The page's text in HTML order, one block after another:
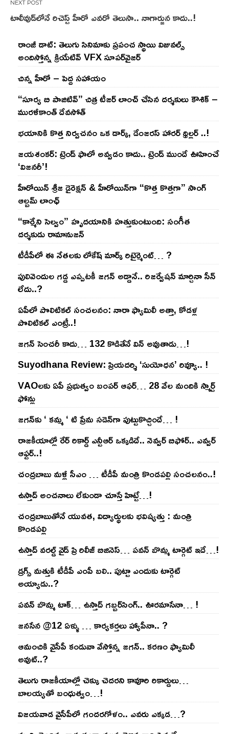
టాలీవుడ్‌లోనే రిచెస్ట్ హీరో ఎవరో తెలుసా.. నాగార్జున కాదు..!
రాంజీ డాట్: తెలుగు సినిమాకు ప్రపంచ స్థాయి విజువల్స్
అందిస్తోన్న క్రియేటివ్ VFX సూపర్‌వైజర్
చిన్న హీరో – పెద్ద సహాయం
“సూర్య బి పాజిటివ్” చిత్ర టీజర్ లాంచ్ చేసిన‌ దర్శకులు కౌశిక్ –
మురళీకాంత్ దేవసోత్
భయానికి కొత్త నిర్వచనం ఒక డార్క్, డేంజరస్ హారర్ థ్రిల్లర్ ..!
జయశంకర్: ట్రెండ్‌ ఫాలో అవ్వడం కాదు.. ట్రెండ్‌ ముందే ఊహించే
‘విజనరీ’!
హీరోయిన్ శ్రీజ డైరెక్ష‌న్ & హీరోయిన్‌గా “కొత్త కొత్తగా” సాంగ్
ఆల్బమ్ లాంఛ్
“కార్మేని సెల్వం” హృదయానికి హత్తుకుంటుంది: సంగీత
దర్శకుడు రామానుజన్
టీడీపీలో ఈ నేత‌ల‌కు లోకేష్ మార్క్ రిటైర్మెంట్‌… ?
పులివెందుల గ‌డ్డ ఎప్ప‌ట‌కీ జ‌గ‌న్ అడ్డానే.. రిజ‌ర్వేష‌న్ మార్చినా సీన్
లేదు..?
ఏపీలో పొలిటిక‌ల్ సంచ‌ల‌నం: నారా ఫ్యామిలీ అత్తా, కోడ‌ళ్ల
పొలిటికల్ ఎంట్రీ..!
జ‌గ‌న్ సెంచ‌రీ కాదు… 132 కొడితేనే విన్ అవుతాడు…!
Suyodhana Review: ప్రియదర్శి ‘సుయోధన’ రివ్యూ.. !
VAOల‌కు ఏపీ ప్ర‌భుత్వం బంప‌ర్ ఆఫ‌ర్‌… 28 వేల మందికి స్మార్ట్
ఫోన్లు
జ‌గ‌న్‌కు ‘ క‌మ్మ ‘ టి ప్రేమ స‌డెన్‌గా పుట్టుకొచ్చిందే… !
రాజ‌కీయాల్లో రేర్ రికార్డ్ ఎన్టీఆర్ ఒక్క‌డిదే.. నెవ్వ‌ర్ బిఫోర్‌.. ఎవ్వ‌ర్
ఆఫ్ట‌ర్‌..!
చంద్ర‌బాబు మ‌ళ్లీ సీఎం … టీడీపీ మంత్రి కొండ‌ప‌ల్లి సంచ‌ల‌నం..!
ఉస్తాద్ అంచ‌నాలు లేకుండా చూస్తే హిట్టే…!
చంద్ర‌బాబుతోనే యువ‌త‌, విద్యార్థుల‌కు భ‌విష్య‌త్తు : మంత్రి
కొండ‌ప‌ల్లి
ఉస్తాద్ వ‌ర‌ల్డ్ వైడ్ ప్రి రిలీజ్ బిజినెస్‌… ప‌వ‌న్ బొమ్మ టార్గెట్ ఇదే…!
డ్రగ్స్ మత్తుకి టీడీపీ ఎంపీ బలి.. పుట్టా ఎందుకు టార్గెట్
అయ్యాడు..?
ప‌వ‌న్ బొమ్మ టాక్‌… ఉస్తాద్ గ‌బ్బ‌ర్‌సింగ్‌.. ఊర‌మాసేనా… !
జనసేన @12 ఏళ్ళు … కార్యకర్తలు హ్యాపీనా.. ?
ఆమంచికి వైసీపీ కండువా వేస్తోన్న జ‌గ‌న్‌.. క‌ర‌ణం ఫ్యామిలీ
అవుట్‌..?
తెలుగు రాజ‌కీయాల్లో చెక్కు చెద‌ర‌ని కావూరి రికార్డులు…
బాల‌య్యతో బంధుత్వం…!
విజ‌య‌వాడ వైసీపీలో గంద‌ర‌గోళం.. ఎవ‌రు ఎక్క‌డ‌…?